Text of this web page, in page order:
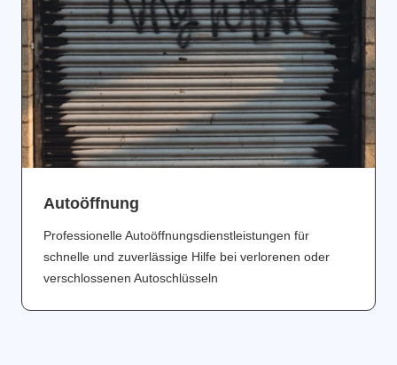
Аutoöffnung
Professionelle Autoöffnungsdienstleistungen für
schnelle und zuverlässige Hilfe bei verlorenen oder
verschlossenen Autoschlüsseln